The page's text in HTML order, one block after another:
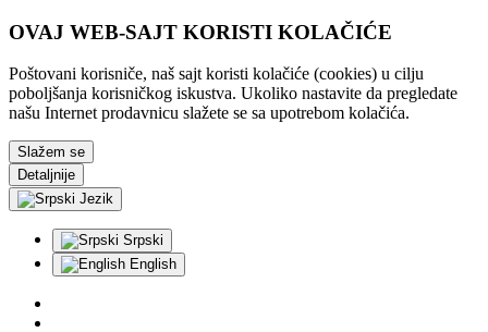
OVAJ WEB-SAJT KORISTI KOLAČIĆE
Poštovani korisniče, naš sajt koristi kolačiće (cookies) u cilju
poboljšanja korisničkog iskustva. Ukoliko nastavite da pregledate
našu Internet prodavnicu slažete se sa upotrebom kolačića.
Slažem se
Detaljnije
Jezik
Srpski
English